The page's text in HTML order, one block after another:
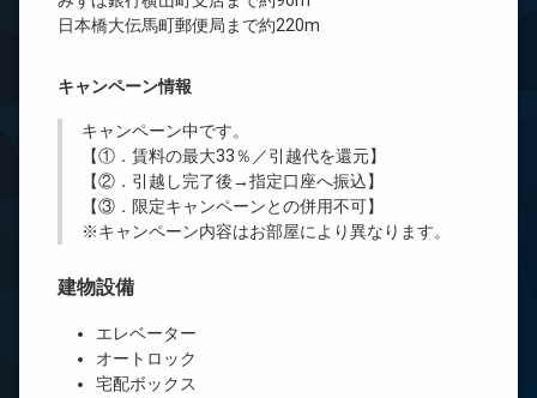
日本橋大伝馬町郵便局まで約220m
キャンペーン情報
キャンペーン中です。
【①．賃料の最大33％／引越代を還元】
【②．引越し完了後→指定口座へ振込】
【③．限定キャンペーンとの併用不可】
※キャンペーン内容はお部屋により異なります。
建物設備
エレベーター
オートロック
宅配ボックス